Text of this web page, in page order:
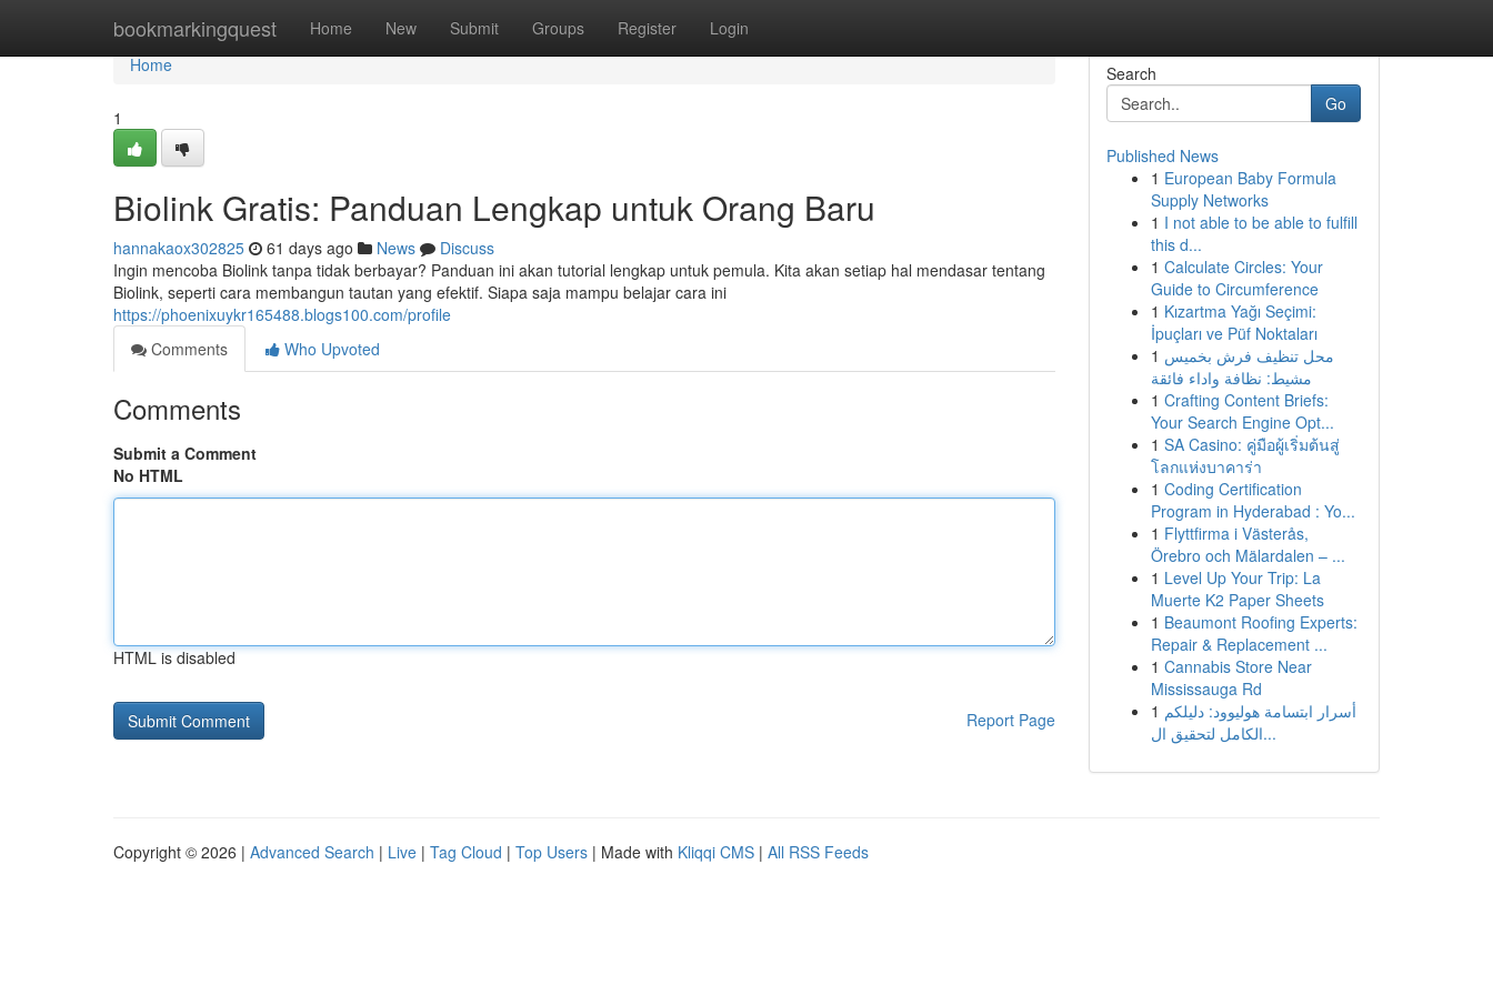
bookmarkingquest Home New Submit Groups Register Login
Home
Home
1
Biolink Gratis: Panduan Lengkap untuk Orang Baru
hannakaox302825 61 days ago News
Discuss
Ingin mencoba Biolink tanpa tidak berbayar? Panduan ini akan tutorial lengkap untuk pemula. Kita akan setiap hal mendasar tentang
Biolink, seperti cara membangun tautan yang efektif. Siapa saja mampu belajar cara ini
https://phoenixuykr165488.blogs100.com/profile
Comments
Who Upvoted
Comments
Submit a Comment
No HTML
HTML is disabled
Report Page
Search
Go
Published News
1 European Baby Formula
Supply Networks
1 I not able to be able to fulfill
this d...
1 Calculate Circles: Your
Guide to Circumference
1 Kızartma Yağı Seçimi:
İpuçları ve Püf Noktaları
1 محل تنظيف فرش بخميس
مشيط: نظافة واداء فائقة
1 Crafting Content Briefs:
Your Search Engine Opt...
1 SA Casino: คู่มือผู้เริ่มต้นสู่
โลกแห่งบาคาร่า
1 Coding Certification
Program in Hyderabad : Yo...
1 Flyttfirma i Västerås,
Örebro och Mälardalen – ...
1 Level Up Your Trip: La
Muerte K2 Paper Sheets
1 Beaumont Roofing Experts:
Repair & Replacement ...
1 Cannabis Store Near
Mississauga Rd
1 أسرار ابتسامة هوليوود: دليلكم
الكامل لتحقيق ال...
Copyright © 2026 | Advanced Search | Live | Tag Cloud | Top Users | Made with Kliqqi CMS | All RSS Feeds